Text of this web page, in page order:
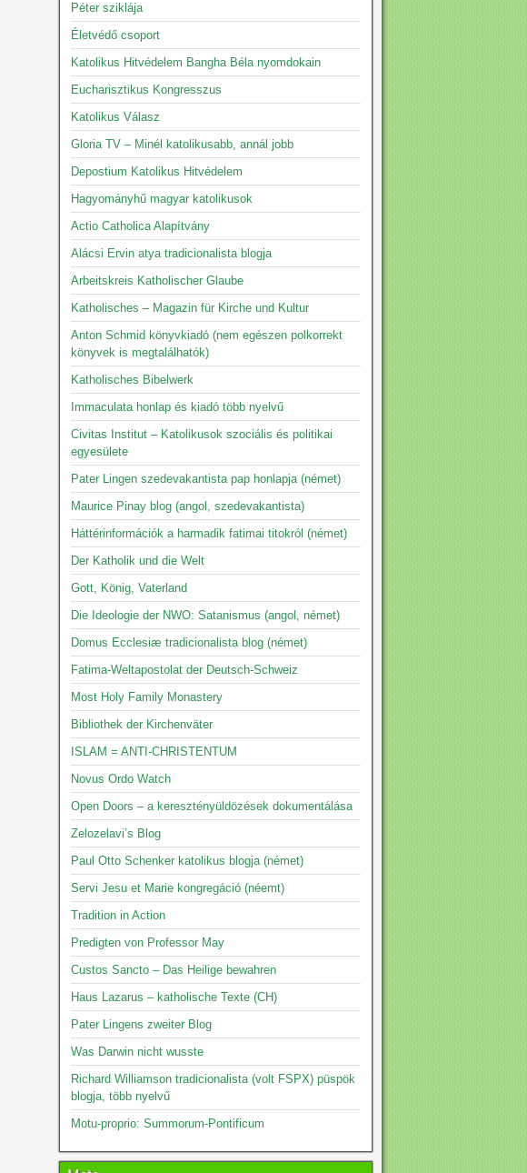
Péter sziklája
Életvédő csoport
Katolikus Hitvédelem Bangha Béla nyomdokain
Eucharisztikus Kongresszus
Katolikus Válasz
Gloria TV – Minél katolikusabb, annál jobb
Depostium Katolikus Hitvédelem
Hagyományhű magyar katolikusok
Actio Catholica Alapítvány
Alácsi Ervin atya tradicionalista blogja
Arbeitskreis Katholischer Glaube
Katholisches – Magazin für Kirche und Kultur
Anton Schmid könyvkiadó (nem egészen polkorrekt
könyvek is megtalálhatók)
Katholisches Bibelwerk
Immaculata honlap és kiadó több nyelvű
Civitas Institut – Katolikusok szociális és politikai
egyesülete
Pater Lingen szedevakantista pap honlapja (német)
Maurice Pinay blog (angol, szedevakantista)
Háttérinformációk a harmadik fatimai titokról (német)
Der Katholik und die Welt
Gott, König, Vaterland
Die Ideologie der NWO: Satanismus (angol, német)
Domus Ecclesiæ tradicionalista blog (német)
Fatima-Weltapostolat der Deutsch-Schweiz
Most Holy Family Monastery
Bibliothek der Kirchenväter
ISLAM = ANTI-CHRISTENTUM
Novus Ordo Watch
Open Doors – a keresztényüldözések dokumentálása
Zelozelavi’s Blog
Paul Otto Schenker katolikus blogja (német)
Servi Jesu et Marie kongregáció (néemt)
Tradition in Action
Predigten von Professor May
Custos Sancto – Das Heilige bewahren
Haus Lazarus – katholische Texte (CH)
Pater Lingens zweiter Blog
Was Darwin nicht wusste
Richard Williamson tradicionalista (volt FSPX) püspök
blogja, több nyelvű
Motu-proprio: Summorum-Pontificum